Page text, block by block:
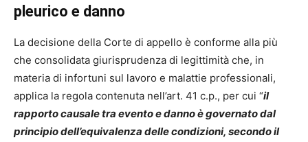
pleurico e danno
La decisione della Corte di appello è conforme alla più
che consolidata giurisprudenza di legittimità che, in
materia di infortuni sul lavoro e malattie professionali,
applica la regola contenuta nell’art. 41 c.p., per cui “il
rapporto causale tra evento e danno è governato dal
principio dell’equivalenza delle condizioni, secondo il